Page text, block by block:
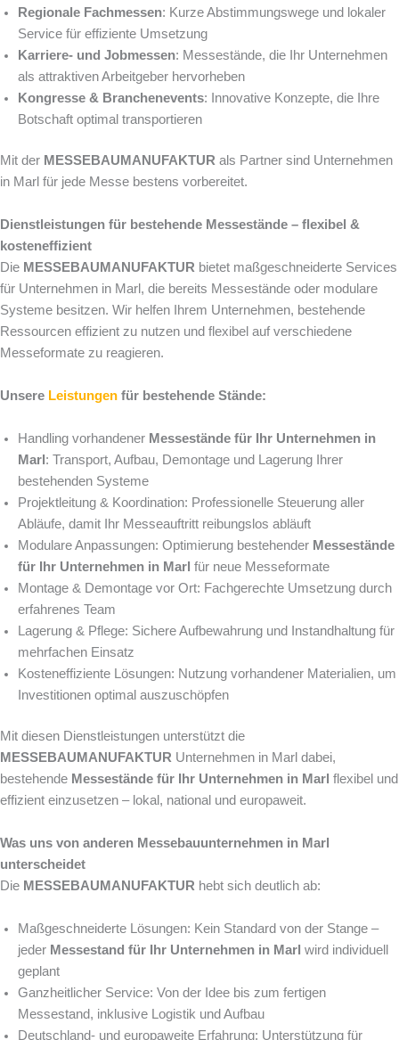
Regionale Fachmessen: Kurze Abstimmungswege und lokaler
Service für effiziente Umsetzung
Karriere- und Jobmessen: Messestände, die Ihr Unternehmen
als attraktiven Arbeitgeber hervorheben
Kongresse & Branchenevents: Innovative Konzepte, die Ihre
Botschaft optimal transportieren
Mit der MESSEBAUMANUFAKTUR als Partner sind Unternehmen
in Marl für jede Messe bestens vorbereitet.
Dienstleistungen für bestehende Messestände – flexibel &
kosteneffizient
Die MESSEBAUMANUFAKTUR bietet maßgeschneiderte Services
für Unternehmen in Marl, die bereits Messestände oder modulare
Systeme besitzen. Wir helfen Ihrem Unternehmen, bestehende
Ressourcen effizient zu nutzen und flexibel auf verschiedene
Messeformate zu reagieren.
Unsere Leistungen für bestehende Stände:
Handling vorhandener Messestände für Ihr Unternehmen in
Marl : Transport, Aufbau, Demontage und Lagerung Ihrer
bestehenden Systeme
Projektleitung & Koordination: Professionelle Steuerung aller
Abläufe, damit Ihr Messeauftritt reibungslos abläuft
Modulare Anpassungen: Optimierung bestehender Messestände
für Ihr Unternehmen in Marl für neue Messeformate
Montage & Demontage vor Ort: Fachgerechte Umsetzung durch
erfahrenes Team
Lagerung & Pflege: Sichere Aufbewahrung und Instandhaltung für
mehrfachen Einsatz
Kosteneffiziente Lösungen: Nutzung vorhandener Materialien, um
Investitionen optimal auszuschöpfen
Mit diesen Dienstleistungen unterstützt die
MESSEBAUMANUFAKTUR Unternehmen in Marl dabei,
bestehende Messestände für Ihr Unternehmen in Marl flexibel und
effizient einzusetzen – lokal, national und europaweit.
Was uns von anderen Messebauunternehmen in Marl
unterscheidet
Die MESSEBAUMANUFAKTUR hebt sich deutlich ab:
Maßgeschneiderte Lösungen: Kein Standard von der Stange –
jeder Messestand für Ihr Unternehmen in Marl wird individuell
geplant
Ganzheitlicher Service: Von der Idee bis zum fertigen
Messestand, inklusive Logistik und Aufbau
Deutschland- und europaweite Erfahrung: Unterstützung für